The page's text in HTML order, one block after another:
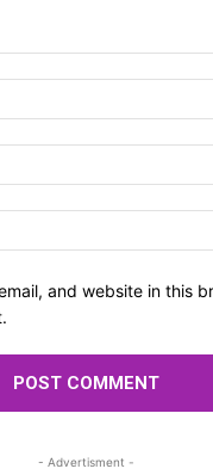
and website in this
- Advertisment -